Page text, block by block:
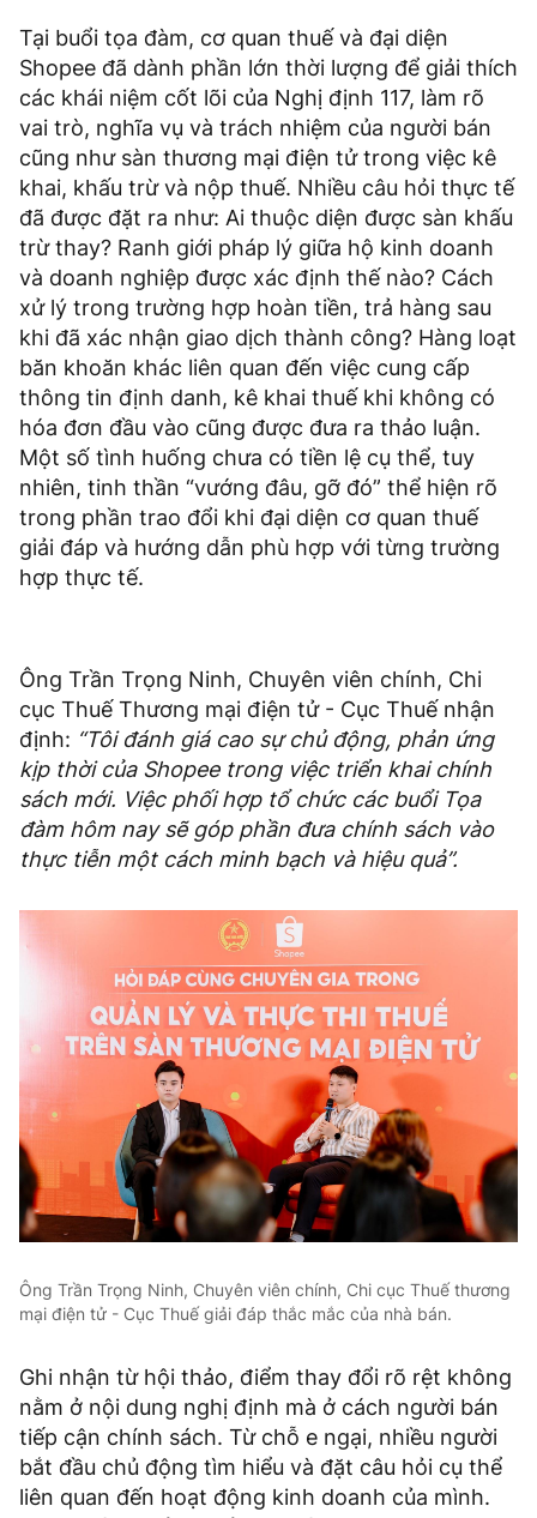
Tại buổi tọa đàm, cơ quan thuế và đại diện
Shopee đã dành phần lớn thời lượng để giải thích
các khái niệm cốt lõi của Nghị định 117, làm rõ
vai trò, nghĩa vụ và trách nhiệm của người bán
cũng như sàn thương mại điện tử trong việc kê
khai, khấu trừ và nộp thuế. Nhiều câu hỏi thực tế
đã được đặt ra như: Ai thuộc diện được sàn khấu
trừ thay? Ranh giới pháp lý giữa hộ kinh doanh
và doanh nghiệp được xác định thế nào? Cách
xử lý trong trường hợp hoàn tiền, trả hàng sau
khi đã xác nhận giao dịch thành công? Hàng loạt
băn khoăn khác liên quan đến việc cung cấp
thông tin định danh, kê khai thuế khi không có
hóa đơn đầu vào cũng được đưa ra thảo luận.
Một số tình huống chưa có tiền lệ cụ thể, tuy
nhiên, tinh thần “vướng đâu, gỡ đó” thể hiện rõ
trong phần trao đổi khi đại diện cơ quan thuế
giải đáp và hướng dẫn phù hợp với từng trường
hợp thực tế.
Ông Trần Trọng Ninh, Chuyên viên chính, Chi
cục Thuế Thương mại điện tử - Cục Thuế nhận
định: “Tôi đánh giá cao sự chủ động, phản ứng
kịp thời của Shopee trong việc triển khai chính
sách mới. Việc phối hợp tổ chức các buổi Tọa
đàm hôm nay sẽ góp phần đưa chính sách vào
thực tiễn một cách minh bạch và hiệu quả”.
Ông Trần Trọng Ninh, Chuyên viên chính, Chi cục Thuế thương
mại điện tử - Cục Thuế giải đáp thắc mắc của nhà bán.
Ghi nhận từ hội thảo, điểm thay đổi rõ rệt không
nằm ở nội dung nghị định mà ở cách người bán
tiếp cận chính sách. Từ chỗ e ngại, nhiều người
bắt đầu chủ động tìm hiểu và đặt câu hỏi cụ thể
liên quan đến hoạt động kinh doanh của mình.